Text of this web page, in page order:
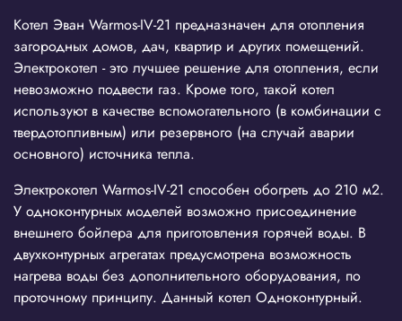
Котел Эван Warmos-IV-21 предназначен для отопления
загородных домов, дач, квартир и других помещений.
Электрокотел - это лучшее решение для отопления, если
невозможно подвести газ. Кроме того, такой котел
используют в качестве вспомогательного (в комбинации с
твердотопливным) или резервного (на случай аварии
основного) источника тепла.
Электрокотел Warmos-IV-21 способен обогреть до 210 м2.
У одноконтурных моделей возможно присоединение
внешнего бойлера для приготовления горячей воды. В
двухконтурных агрегатах предусмотрена возможность
нагрева воды без дополнительного оборудования, по
проточному принципу. Данный котел Одноконтурный.